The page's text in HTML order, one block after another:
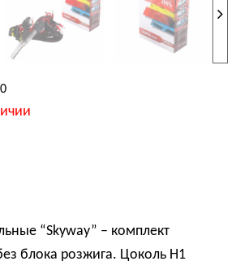
“Skyway” – комплект
блока розжига. Цоколь Н1